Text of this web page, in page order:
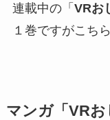
連載中の「 VRお
１巻ですがこち
マンガ「VR